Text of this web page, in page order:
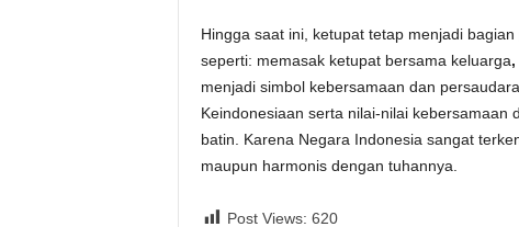
Hingga saat ini, ketupat tetap menjadi
seperti: memasak ketupat bersama keluarga,
menjadi simbol kebersamaan dan
Keindonesiaan serta nilai-nilai kebersamaan
batin. Karena Negara Indonesia sangat
maupun harmonis dengan tuhannya.
Post Views: 620